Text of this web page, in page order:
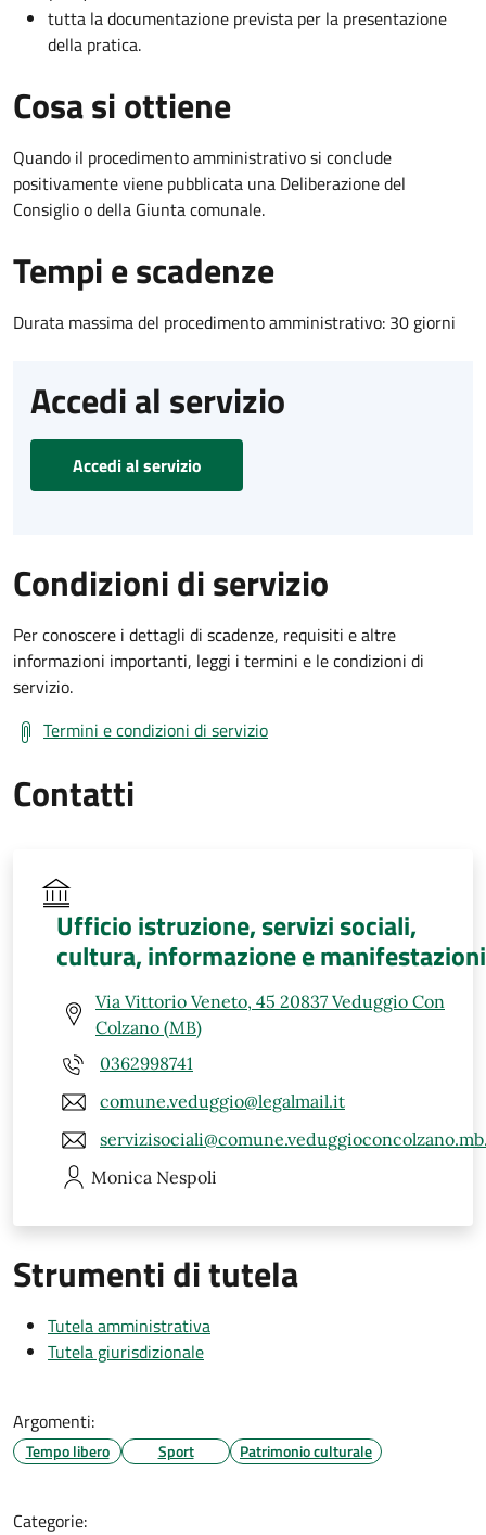
tutta la documentazione prevista per la presentazione
della pratica.
Cosa si ottiene
Quando il procedimento amministrativo si conclude
positivamente viene pubblicata una Deliberazione del
Consiglio o della Giunta comunale.
Tempi e scadenze
Durata massima del procedimento amministrativo: 30 giorni
Accedi al servizio
Accedi al servizio
Condizioni di servizio
Per conoscere i dettagli di scadenze, requisiti e altre
informazioni importanti, leggi i termini e le condizioni di
servizio.
Termini e condizioni di servizio
Contatti
Ufficio istruzione, servizi sociali,
cultura, informazione e manifestazioni
Via Vittorio Veneto, 45 20837 Veduggio Con
Colzano (MB)
0362998741
comune.veduggio@legalmail.it
Monica Nespoli
Strumenti di tutela
Tutela amministrativa
Tutela giurisdizionale
Argomenti:
Tempo libero Sport Patrimonio culturale
Categorie: